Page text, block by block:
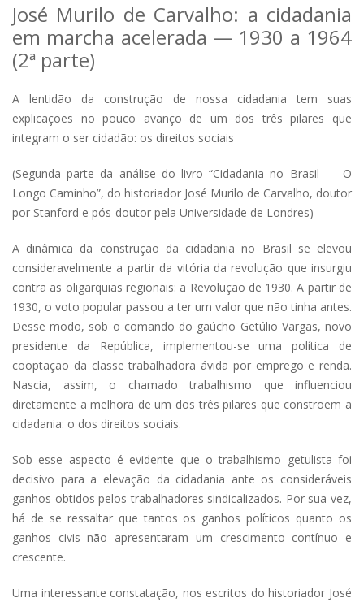
José Murilo de Carvalho: a cidadania
em marcha acelerada — 1930 a 1964
(2ª parte)
A lentidão da construção de nossa cidadania tem suas
explicações no pouco avanço de um dos três pilares que
integram o ser cidadão: os direitos sociais
(Segunda parte da análise do livro “Cidadania no Brasil — O
Longo Caminho”, do historiador José Murilo de Carvalho, doutor
por Stanford e pós-doutor pela Universidade de Londres)
A dinâmica da construção da cidadania no Brasil se elevou
consideravelmente a partir da vitória da revolução que insurgiu
contra as oligarquias regionais: a Revolução de 1930. A partir de
1930, o voto popular passou a ter um valor que não tinha antes.
Desse modo, sob o comando do gaúcho Getúlio Vargas, novo
presidente da República, implementou-se uma política de
cooptação da classe trabalhadora ávida por emprego e renda.
Nascia, assim, o chamado trabalhismo que influenciou
diretamente a melhora de um dos três pilares que constroem a
cidadania: o dos direitos sociais.
Sob esse aspecto é evidente que o trabalhismo getulista foi
decisivo para a elevação da cidadania ante os consideráveis
ganhos obtidos pelos trabalhadores sindicalizados. Por sua vez,
há de se ressaltar que tantos os ganhos políticos quanto os
ganhos civis não apresentaram um crescimento contínuo e
crescente.
Uma interessante constatação, nos escritos do historiador José